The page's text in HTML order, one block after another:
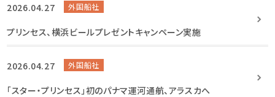
2026.04.27 外国船社
プリンセス、横浜ビールプレゼントキャンペーン実施
2026.04.27 外国船社
「スター・プリンセス」初のパナマ運河通航、アラスカへ